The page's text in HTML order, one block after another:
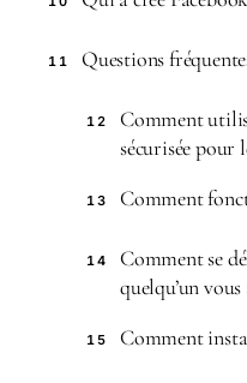
11 Questions
12
Comment
sécurisée pour
13 Comment
14
Comment se
quelqu’un
15 Comment